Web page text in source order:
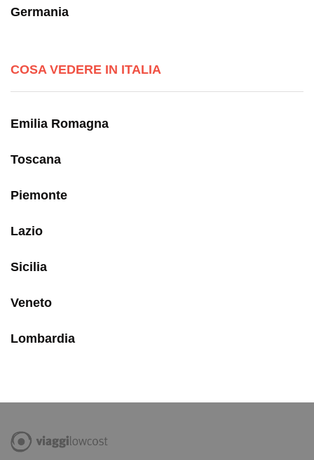
Germania
COSA VEDERE IN ITALIA
Emilia Romagna
Toscana
Piemonte
Lazio
Sicilia
Veneto
Lombardia